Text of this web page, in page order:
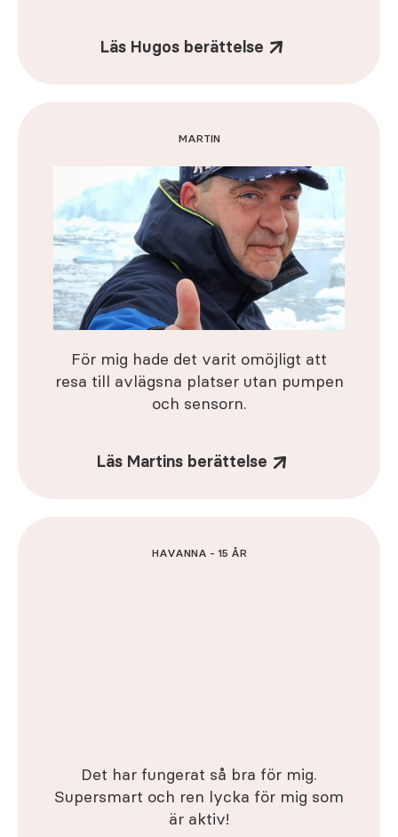
Läs Hugos berättelse
MARTIN
För mig hade det varit omöjligt att
resa till avlägsna platser utan pumpen
och sensorn.
Läs Martins berättelse
HAVANNA - 15 ÅR
Det har fungerat så bra för mig.
Supersmart och ren lycka för mig som
är aktiv!